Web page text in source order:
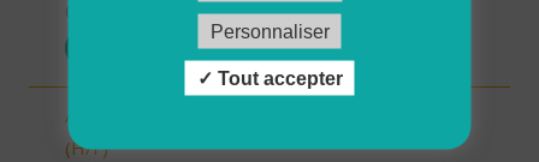
Auxiliaire de vie sociale - secteur L'Isle Jourdain
(H/F)
Personnaliser
Tout accepter